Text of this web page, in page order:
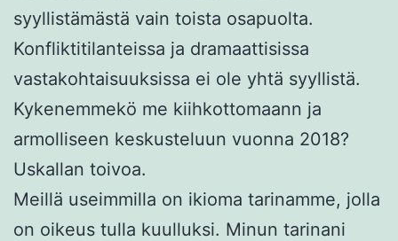
syyllistämästä vain toista osapuolta.
Konfliktitilanteissa ja dramaattisissa
vastakohtaisuuksissa ei ole yhtä syyllistä.
Kykenemmekö me kiihkottomaann ja
armolliseen keskusteluun vuonna 2018?
Uskallan toivoa.
Meillä useimmilla on ikioma tarinamme, jolla
on oikeus tulla kuulluksi. Minun tarinani